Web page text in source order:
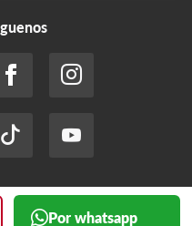
Por whatsapp
reservados txt